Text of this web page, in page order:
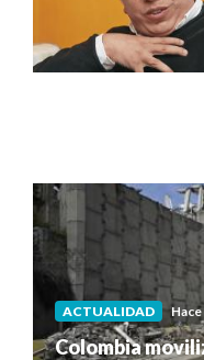
ACTUALIDAD
Colombia